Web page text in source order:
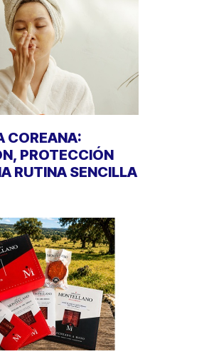
COREANA:
PROTECCIÓN
RUTINA SENCILLA